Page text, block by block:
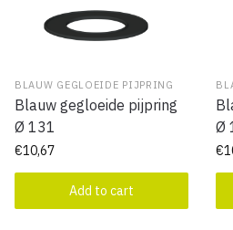
BLAUW GEGLOEIDE PIJPRING
Blauw gegloeide pijpring
Ø 131
€10,67
Add to cart
Ø
€